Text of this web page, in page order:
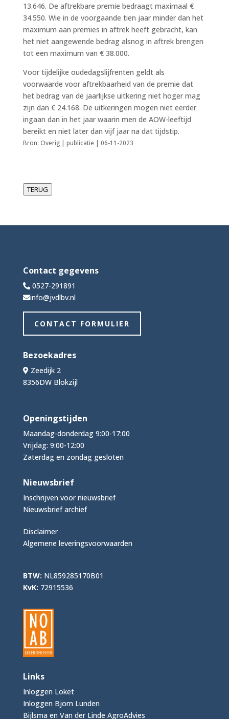
13.646. De aftrekbare premie bedraagt maximaal €
34.550. Wie in de voorgaande tien jaar minder dan het
maximum aan premies in aftrek heeft gebracht, kan
het niet aangewende bedrag alsnog in aftrek brengen
tot een maximum van € 38.000.
Voor tijdelijke oudedagslijfrenten geldt als
voorwaarde voor aftrekbaarheid van de premie dat
het bedrag van de jaarlijkse uitkering niet hoger mag
zijn dan € 24.168. De uitkeringen mogen niet eerder
ingaan dan in het jaar waarin men de AOW-leeftijd
bereikt en niet later dan vijf jaar na dat tijdstip.
Bron: Overig | publicatie | 06-11-2023
TERUG
Contact gegevens
0527-291891
info@jvdlbv.nl
CONTACT FORMULIER
Bezoekadres
Zeedijk 2
8356DW Blokzijl
Openingstijden
Maandag-donderdag 9:00-17:00
Vrijdag: 9:00-12:00
Zaterdag en zondag gesloten
Nieuwsbrief
Inschrijven voor nieuwsbrief
Nieuwsbrief archief
Disclaimer
Algemene leveringsvoorwaarden
BTW: NL859285170B01
KvK: 72915536
Links
Inloggen Loket
Inloggen Bjorn Lunden
Bijlsma en Van der Linde AgroAdvies